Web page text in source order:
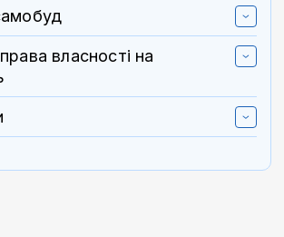
власності на